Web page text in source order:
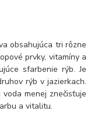
obsahujúca tri rôzne
prvky, vitamíny a
sfarbenie rýb. Je
rýb v jazierkach.
menej znečisťuje
a vitalitu.